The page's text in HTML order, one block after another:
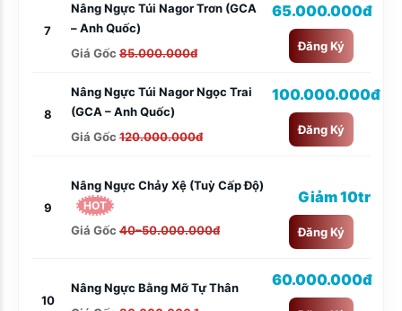
7
Nâng Ngực Túi Nagor Trơn (GCA
– Anh Quốc)
Giá Gốc 85.000.000đ
65.000.000đ
Đăng Ký
8
Nâng Ngực Túi Nagor Ngọc Trai
(GCA – Anh Quốc)
Giá Gốc 120.000.000đ
100.000.000đ
Đăng Ký
9
Nâng Ngực Chảy Xệ (tuỳ Cấp Độ)
HOT
Giá Gốc 40–50.000.000đ
Giảm 10tr
Đăng Ký
10
Nâng Ngực Bằng Mỡ Tự Thân
60.000.000đ